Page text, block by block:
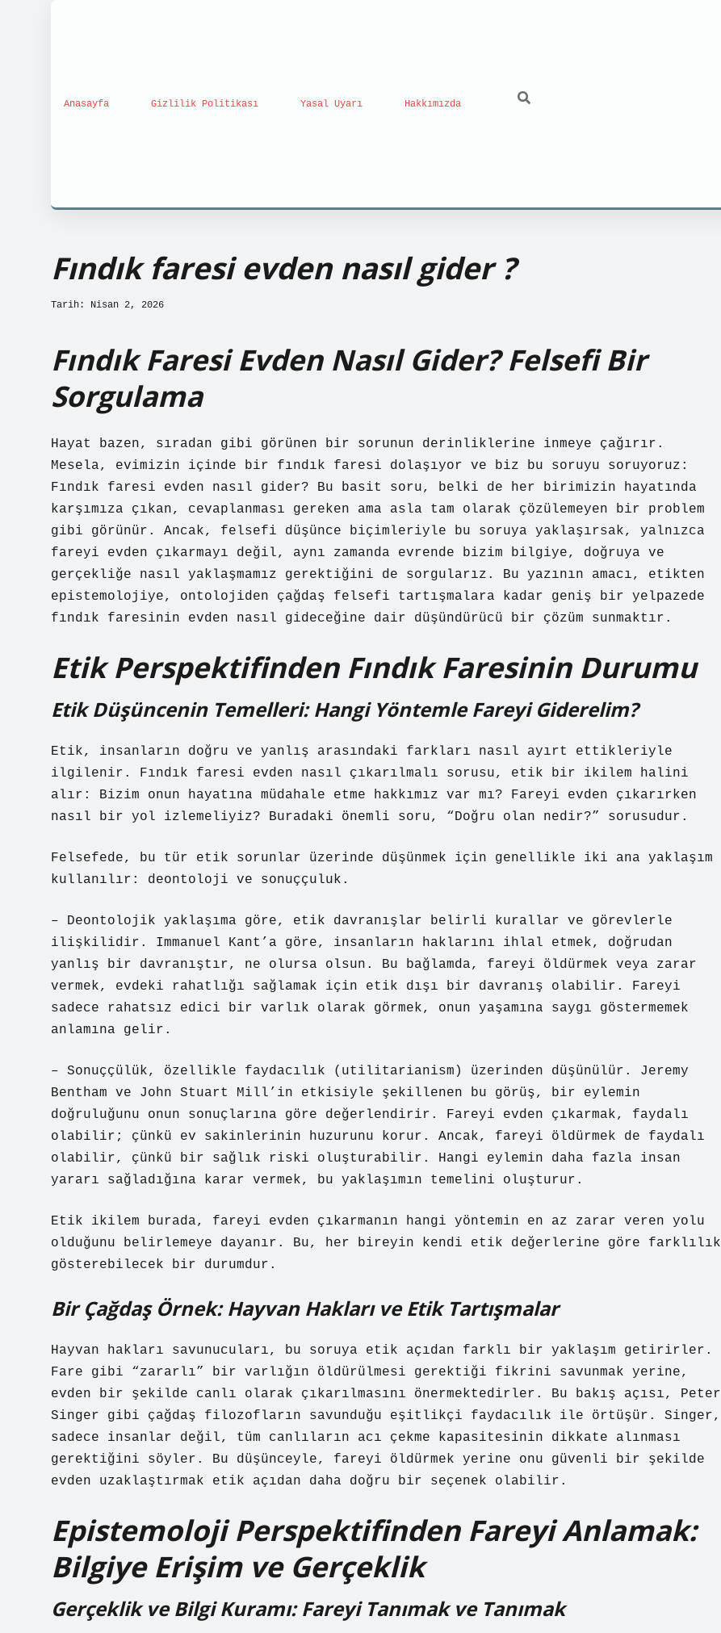
Anasayfa Gizlilik Politikası Yasal Uyarı Hakkımızda
Fındık faresi evden nasıl gider ?
Tarih: Nisan 2, 2026
Fındık Faresi Evden Nasıl Gider? Felsefi Bir
Sorgulama
Hayat bazen, sıradan gibi görünen bir sorunun derinliklerine inmeye çağırır.
Mesela, evimizin içinde bir fındık faresi dolaşıyor ve biz bu soruyu soruyoruz:
Fındık faresi evden nasıl gider? Bu basit soru, belki de her birimizin hayatında
karşımıza çıkan, cevaplanması gereken ama asla tam olarak çözülemeyen bir problem
gibi görünür. Ancak, felsefi düşünce biçimleriyle bu soruya yaklaşırsak, yalnızca
fareyi evden çıkarmayı değil, aynı zamanda evrende bizim bilgiye, doğruya ve
gerçekliğe nasıl yaklaşmamız gerektiğini de sorgularız. Bu yazının amacı, etikten
epistemolojiye, ontolojiden çağdaş felsefi tartışmalara kadar geniş bir yelpazede
fındık faresinin evden nasıl gideceğine dair düşündürücü bir çözüm sunmaktır.
Etik Perspektifinden Fındık Faresinin Durumu
Etik Düşüncenin Temelleri: Hangi Yöntemle Fareyi Giderelim?
Etik, insanların doğru ve yanlış arasındaki farkları nasıl ayırt ettikleriyle
ilgilenir. Fındık faresi evden nasıl çıkarılmalı sorusu, etik bir ikilem halini
alır: Bizim onun hayatına müdahale etme hakkımız var mı? Fareyi evden çıkarırken
nasıl bir yol izlemeliyiz? Buradaki önemli soru, “Doğru olan nedir?” sorusudur.
Felsefede, bu tür etik sorunlar üzerinde düşünmek için genellikle iki ana yaklaşım
kullanılır: deontoloji ve sonuççuluk.
– Deontolojik yaklaşıma göre, etik davranışlar belirli kurallar ve görevlerle
ilişkilidir. Immanuel Kant’a göre, insanların haklarını ihlal etmek, doğrudan
yanlış bir davranıştır, ne olursa olsun. Bu bağlamda, fareyi öldürmek veya zarar
vermek, evdeki rahatlığı sağlamak için etik dışı bir davranış olabilir. Fareyi
sadece rahatsız edici bir varlık olarak görmek, onun yaşamına saygı göstermemek
anlamına gelir.
– Sonuççülük, özellikle faydacılık (utilitarianism) üzerinden düşünülür. Jeremy
Bentham ve John Stuart Mill’in etkisiyle şekillenen bu görüş, bir eylemin
doğruluğunu onun sonuçlarına göre değerlendirir. Fareyi evden çıkarmak, faydalı
olabilir; çünkü ev sakinlerinin huzurunu korur. Ancak, fareyi öldürmek de faydalı
olabilir, çünkü bir sağlık riski oluşturabilir. Hangi eylemin daha fazla insan
yararı sağladığına karar vermek, bu yaklaşımın temelini oluşturur.
Etik ikilem burada, fareyi evden çıkarmanın hangi yöntemin en az zarar veren yolu
olduğunu belirlemeye dayanır. Bu, her bireyin kendi etik değerlerine göre farklılık
gösterebilecek bir durumdur.
Bir Çağdaş Örnek: Hayvan Hakları ve Etik Tartışmalar
Hayvan hakları savunucuları, bu soruya etik açıdan farklı bir yaklaşım getirirler.
Fare gibi “zararlı” bir varlığın öldürülmesi gerektiği fikrini savunmak yerine,
evden bir şekilde canlı olarak çıkarılmasını önermektedirler. Bu bakış açısı, Peter
Singer gibi çağdaş filozofların savunduğu eşitlikçi faydacılık ile örtüşür. Singer,
sadece insanlar değil, tüm canlıların acı çekme kapasitesinin dikkate alınması
gerektiğini söyler. Bu düşünceyle, fareyi öldürmek yerine onu güvenli bir şekilde
evden uzaklaştırmak etik açıdan daha doğru bir seçenek olabilir.
Epistemoloji Perspektifinden Fareyi Anlamak:
Bilgiye Erişim ve Gerçeklik
Gerçeklik ve Bilgi Kuramı: Fareyi Tanımak ve Tanımak